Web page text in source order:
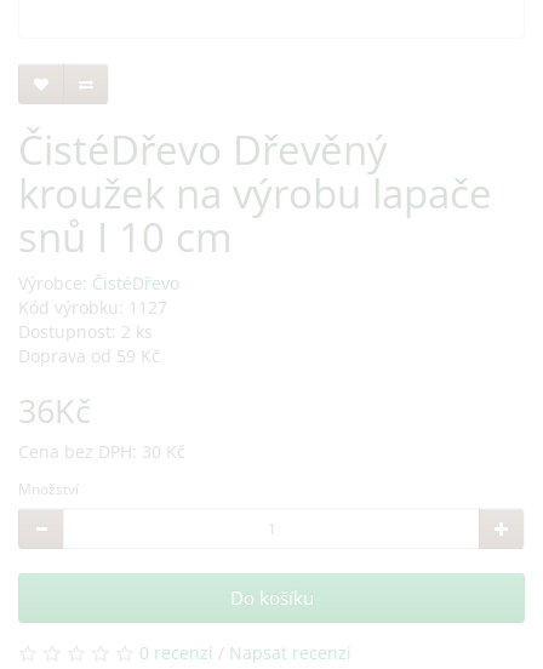
ČistéDřevo Dřevěný
kroužek na výrobu lapače
snů I 10 cm
Výrobce: ČistéDřevo
Kód výrobku: 1127
Dostupnost: 2 ks
Doprava od 59 Kč
36Kč
Cena bez DPH: 30 Kč
Množství
Do košíku
0 recenzí / Napsat recenzi